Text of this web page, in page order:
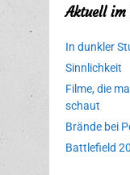
Aktuell im
In dunkler
Sinnlichkeit
Filme, die
schaut
Brände bei
Battlefield